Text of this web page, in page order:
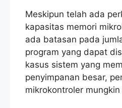
Meskipun telah ada
kapasitas memori
ada batasan pada
program yang dapat
kasus sistem yang
penyimpanan besar,
mikrokontroler